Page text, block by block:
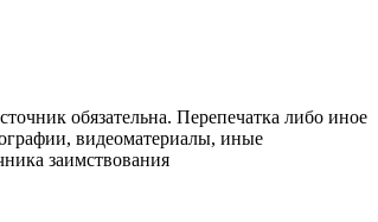
обязательна. Перепечатка либо иное
видеоматериалы, иные
заимствования